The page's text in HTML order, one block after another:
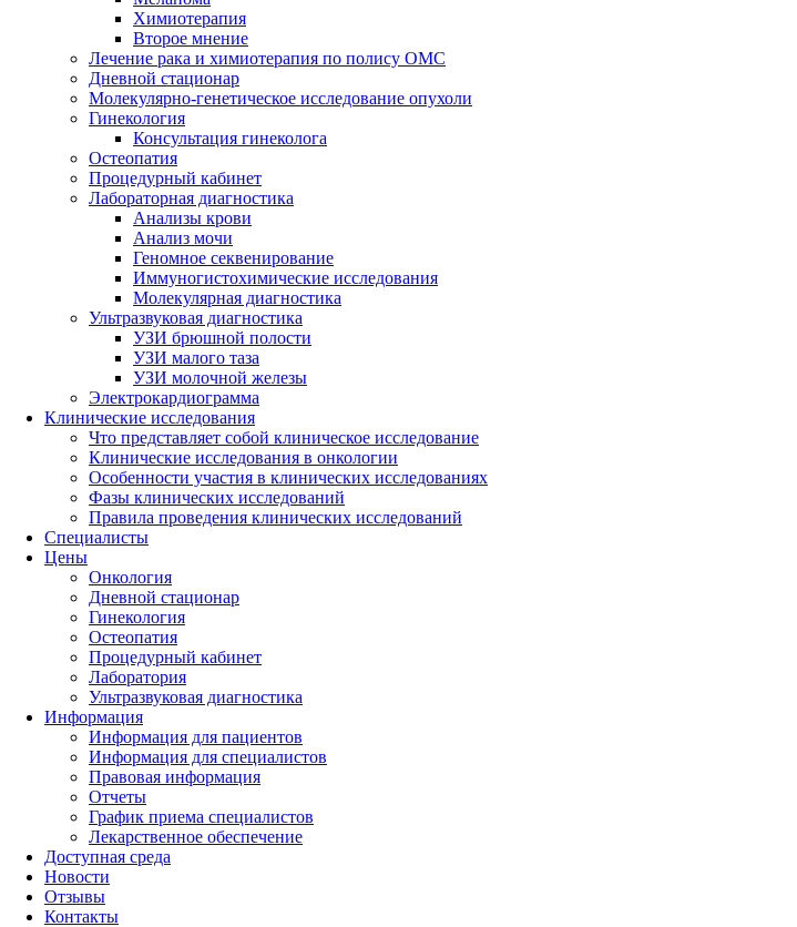
Химиотерапия
Второе мнение
Лечение рака и химиотерапия по полису ОМС
Дневной стационар
Молекулярно-генетическое исследование опухоли
Гинекология
Консультация гинеколога
Остеопатия
Процедурный кабинет
Лабораторная диагностика
Анализы крови
Анализ мочи
Геномное секвенирование
Иммуногистохими­ческие исследования
Молекулярная диагностика
Ультразвуковая диагностика
УЗИ брюшной полости
УЗИ малого таза
УЗИ молочной железы
Электрокардиограмма
Клинические исследования
Что представляет собой клиническое исследование
Клинические исследования в онкологии
Особенности участия в клинических исследованиях
Фазы клинических исследований
Правила проведения клинических исследований
Специалисты
Цены
Онкология
Дневной стационар
Гинекология
Остеопатия
Процедурный кабинет
Лаборатория
Ультразвуковая диагностика
Информация
Информация для пациентов
Информация для специалистов
Правовая информация
Отчеты
График приема специалистов
Лекарственное обеспечение
Доступная среда
Новости
Отзывы
Контакты